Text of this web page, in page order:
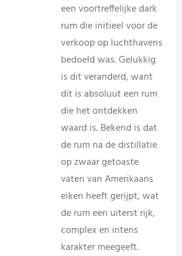
een voortreffelijke dark
rum die initieel voor de
verkoop op luchthavens
bedoeld was. Gelukkig
is dit veranderd, want
dit is absoluut een rum
die het ontdekken
waard is. Bekend is dat
de rum na de distillatie
op zwaar getoaste
vaten van Amerikaans
eiken heeft gerijpt, wat
de rum een uiterst rijk,
complex en intens
karakter meegeeft.